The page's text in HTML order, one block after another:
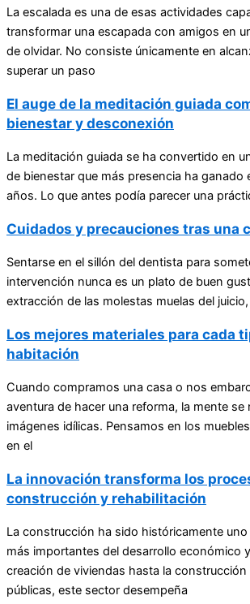
La escalada es una de esas actividades
transformar una escapada con amigos en
de olvidar. No consiste únicamente en
superar un paso
El auge de la meditación guiada
bienestar y desconexión
La meditación guiada se ha convertido en
de bienestar que más presencia ha ganado
años. Lo que antes podía parecer una
Cuidados y precauciones tras una
Sentarse en el sillón del dentista para
intervención nunca es un plato de buen
extracción de las molestas muelas del juicio,
Los mejores materiales para cada
habitación
Cuando compramos una casa o nos
aventura de hacer una reforma, la mente se
imágenes idílicas. Pensamos en los
en el
La innovación transforma los
construcción y rehabilitación
La construcción ha sido históricamente
más importantes del desarrollo económico
creación de viviendas hasta la
públicas, este sector desempeña